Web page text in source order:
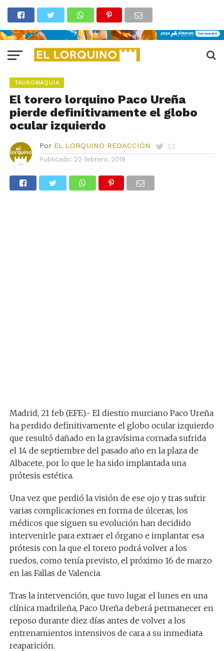
TAUROMAQUIA
El torero lorquino Paco Ureña
pierde definitivamente el globo
ocular izquierdo
Por EL LORQUINO REDACCIÓN
Publicado: 22 febrero, 2019
Madrid, 21 feb (EFE).- El diestro murciano Paco Ureña
ha perdido definitivamente el globo ocular izquierdo
que resultó dañado en la gravísima cornada sufrida
el 14 de septiembre del pasado año en la plaza de
Albacete, por lo que le ha sido implantada una
prótesis estética.
Una vez que perdió la visión de ese ojo y tras sufrir
varias complicaciones en forma de úlceras, los
médicos que siguen su evolución han decidido
intervenirle para extraer el órgano e implantar esa
prótesis con la que el torero podrá volver a los
ruedos, como tenía previsto, el próximo 16 de marzo
en las Fallas de Valencia.
Tras la intervención, que tuvo lugar el lunes en una
clínica madrileña, Paco Ureña deberá permanecer en
reposo durante diez días antes de volver a los
entrenamientos intensivos de cara a su inmediata
reaparición.